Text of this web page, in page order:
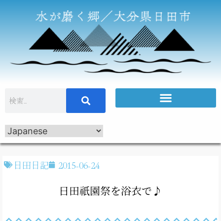
日田日記 2015-06-24
日田祇園祭を浴衣で♪